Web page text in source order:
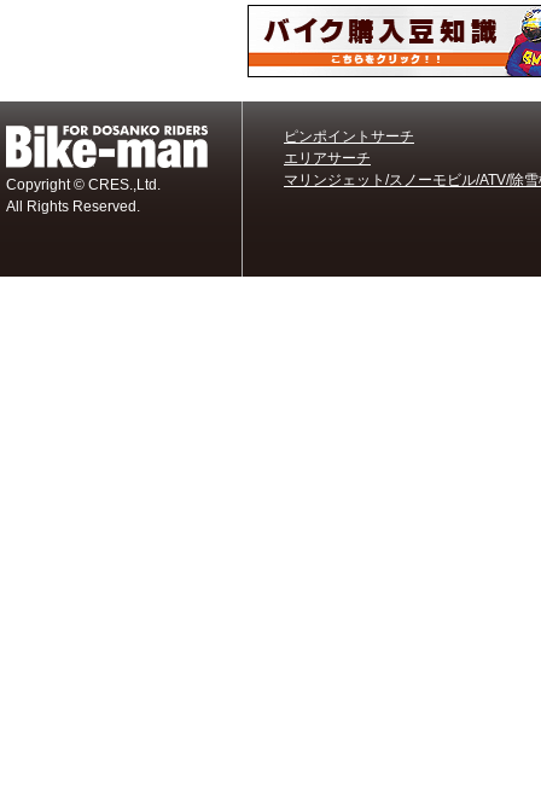
Copyright © CRES.,Ltd.
All Rights Reserved.
ピンポイントサーチ
エリアサーチ
マリンジェット/スノーモビル/ATV/除